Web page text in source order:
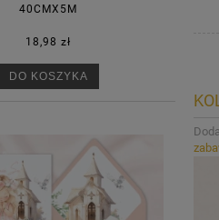
40CMX5M
18,98 zł
DO KOSZYKA